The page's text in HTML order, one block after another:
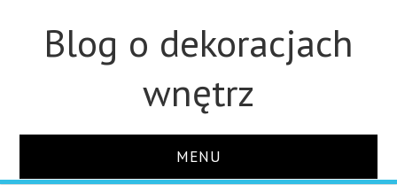
Blog o dekoracjach
wnętrz
MENU